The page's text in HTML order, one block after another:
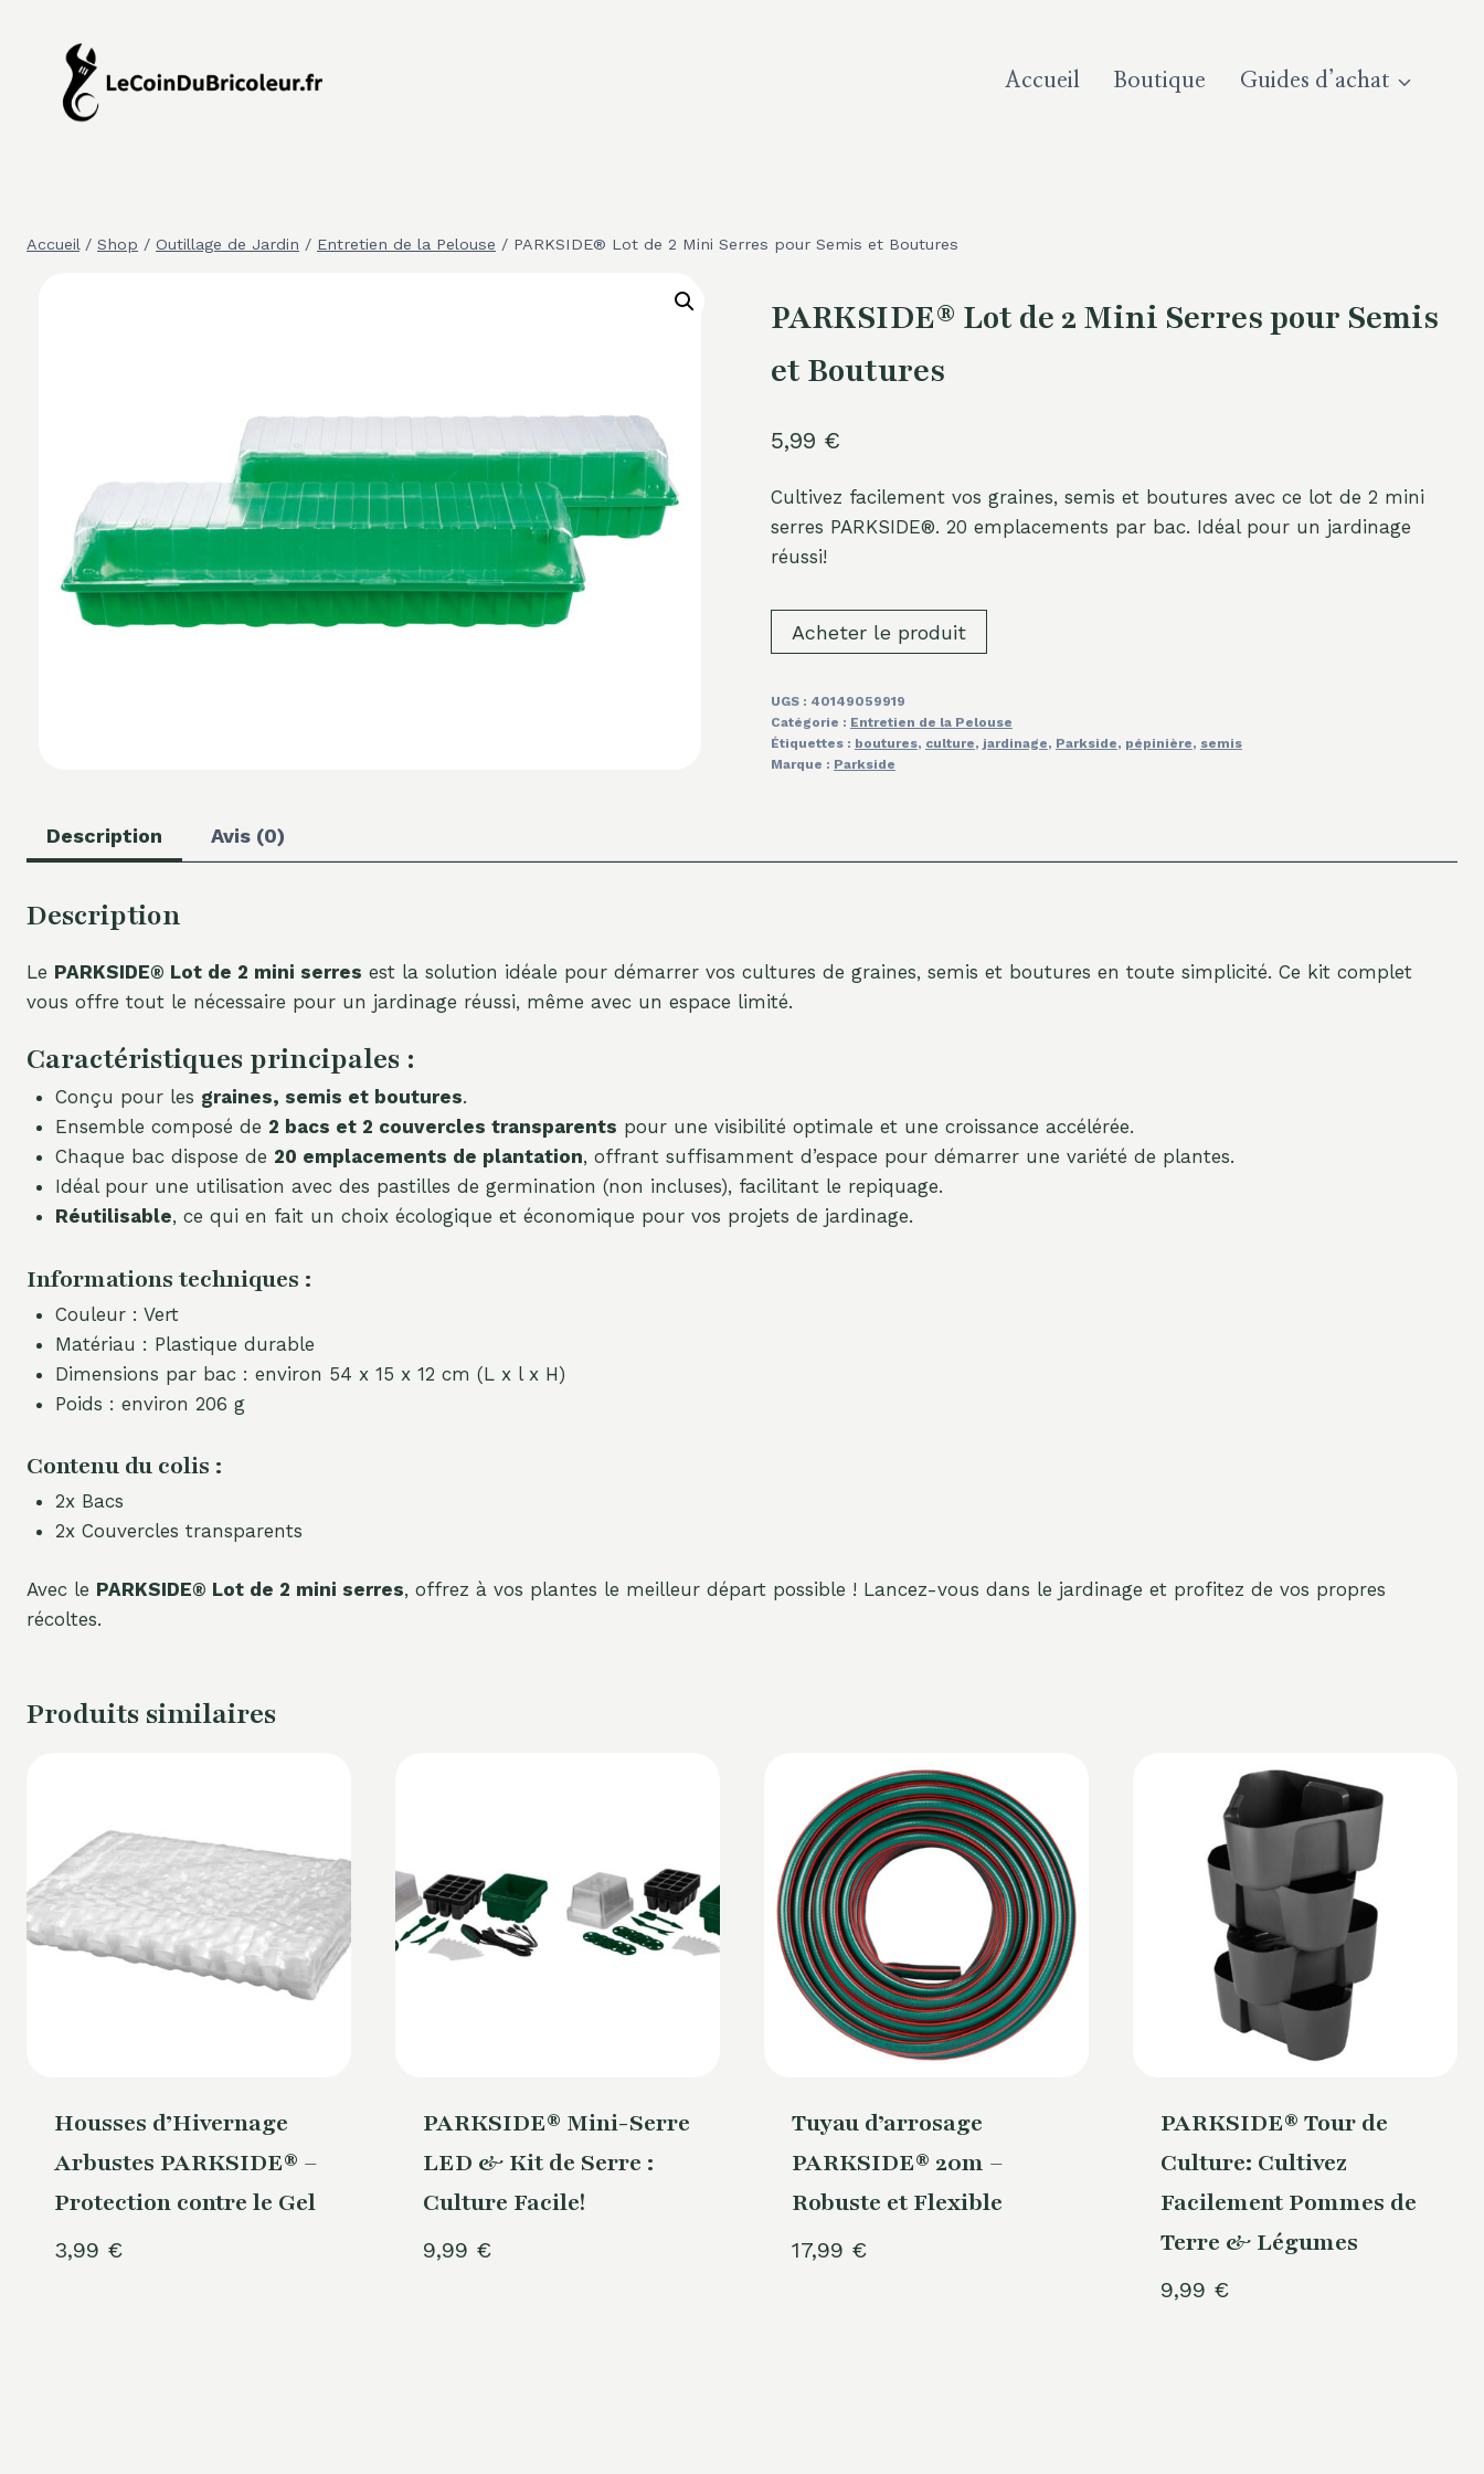
contenu
Accueil Boutique Guides d’achat
Accueil / Shop / Outillage de Jardin / Entretien de la Pelouse / PARKSIDE® Lot de 2 Mini Serres pour Semis et Boutures
PARKSIDE® Lot de 2 Mini Serres pour Semis
et Boutures
5,99 €
Cultivez facilement vos graines, semis et boutures avec ce lot de 2 mini
serres PARKSIDE®. 20 emplacements par bac. Idéal pour un jardinage
réussi!
Acheter le produit
UGS : 40149059919
Catégorie : Entretien de la Pelouse
Étiquettes : boutures, culture, jardinage, Parkside, pépinière, semis
Marque : Parkside
Description Avis (0)
Description
Le PARKSIDE® Lot de 2 mini serres est la solution idéale pour démarrer vos cultures de graines, semis et boutures en toute simplicité. Ce kit complet
vous offre tout le nécessaire pour un jardinage réussi, même avec un espace limité.
Caractéristiques principales :
Conçu pour les graines, semis et boutures.
Ensemble composé de 2 bacs et 2 couvercles transparents pour une visibilité optimale et une croissance accélérée.
Chaque bac dispose de 20 emplacements de plantation, offrant suffisamment d’espace pour démarrer une variété de plantes.
Idéal pour une utilisation avec des pastilles de germination (non incluses), facilitant le repiquage.
Réutilisable, ce qui en fait un choix écologique et économique pour vos projets de jardinage.
Informations techniques :
Couleur : Vert
Matériau : Plastique durable
Dimensions par bac : environ 54 x 15 x 12 cm (L x l x H)
Poids : environ 206 g
Contenu du colis :
2x Bacs
2x Couvercles transparents
Avec le PARKSIDE® Lot de 2 mini serres, offrez à vos plantes le meilleur départ possible ! Lancez-vous dans le jardinage et profitez de vos propres
récoltes.
Produits similaires
Housses d’Hivernage
Arbustes PARKSIDE® –
Protection contre le Gel
3,99 €
PARKSIDE® Mini-Serre
LED & Kit de Serre :
Culture Facile!
9,99 €
Tuyau d’arrosage
PARKSIDE® 20m –
Robuste et Flexible
17,99 €
PARKSIDE® Tour de
Culture: Cultivez
Facilement Pommes de
Terre & Légumes
9,99 €